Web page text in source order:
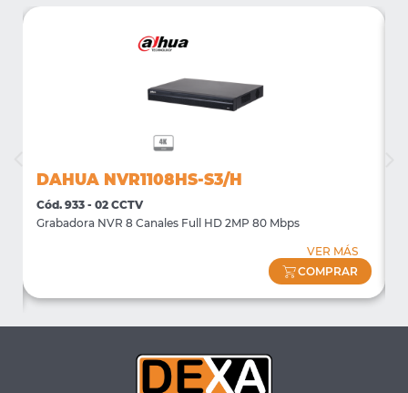
DAHUA NVR1108HS-S3/H
Cód. 933 - 02 CCTV
Grabadora NVR 8 Canales Full HD 2MP 80 Mbps
VER MÁS
COMPRAR